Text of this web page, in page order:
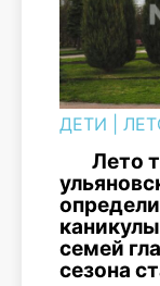
ДЕТИ
Лето
семей
сезона